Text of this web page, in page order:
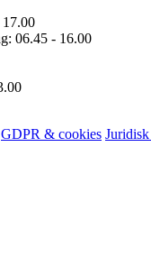
06.45 - 16.00
GDPR & cookies